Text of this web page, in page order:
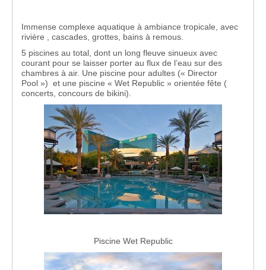
Immense complexe aquatique à ambiance tropicale, avec
rivière , cascades, grottes, bains à remous.
5 piscines au total, dont un long fleuve sinueux avec
courant pour se laisser porter au flux de l’eau sur des
chambres à air. Une piscine pour adultes (« Director
Pool ») et une piscine « Wet Republic » orientée fête (
concerts, concours de bikini).
Piscine Wet Republic